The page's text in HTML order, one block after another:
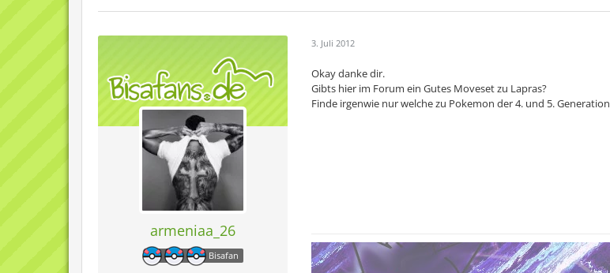
armeniaa_26
Bisafan
3. Juli 2012
Okay danke dir.
Gibts hier im Forum ein Gutes Moveset zu Lapras?
Finde irgenwie nur welche zu Pokemon der 4. und 5. Generation